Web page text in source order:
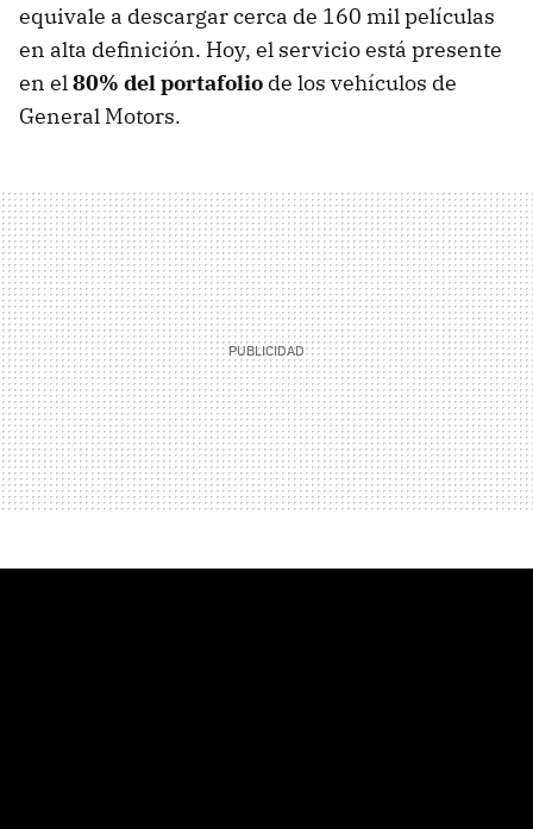
equivale a descargar cerca de 160 mil películas
en alta definición. Hoy, el servicio está presente
en el80% del portafolio de los vehículos de
General Motors.